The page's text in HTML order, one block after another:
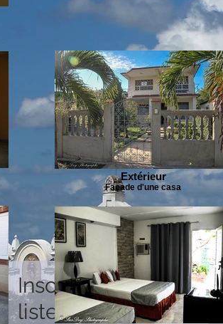
Inscrivez-vous à
liste de diffusion
Extérieur
Façade d'une casa